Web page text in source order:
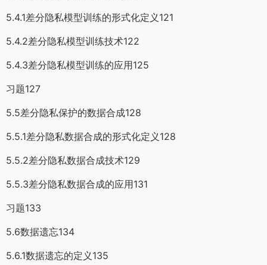
5.4.1差分隐私模型训练的形式化定义121
5.4.2差分隐私模型训练技术122
5.4.3差分隐私模型训练的应用125
习题127
5.5差分隐私保护的数据合成128
5.5.1差分隐私数据合成的形式化定义128
5.5.2差分隐私数据合成技术129
5.5.3差分隐私数据合成的应用131
习题133
5.6数据遗忘134
5.6.1数据遗忘的定义135